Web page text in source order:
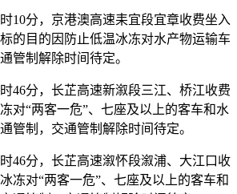
分，京港澳高速耒宜段宜章收费坐入
的目的因防止低温冰冻对水产物运输车
管制解除时间待定。
分，长芷高速新溆段三江、桥江收费
对“两客一危”、七座及以上的客车和水
管制，交通管制解除时间待定。
分，长芷高速溆怀段溆浦、大江口收
冻对“两客一危”、七座及以上的客车和